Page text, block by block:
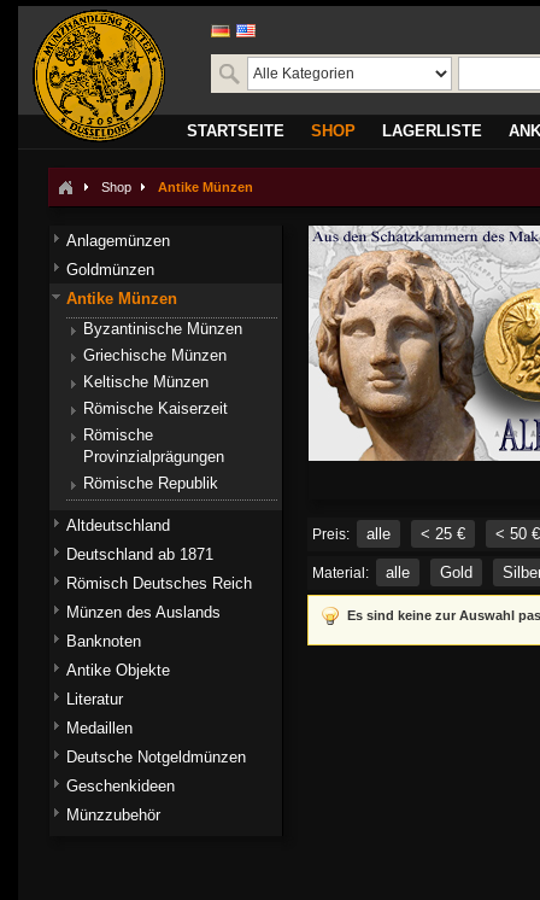
STARTSEITE SHOP LAGERLISTE
Shop Antike Münzen
Preis: alle < 25 € < 50 €
Material: alle Gold
Es sind keine zur Auswahl
Anlagemünzen
Goldmünzen
Antike Münzen
Byzantinische Münzen
Griechische Münzen
Keltische Münzen
Römische Kaiserzeit
Römische
Provinzialprägungen
Römische Republik
Altdeutschland
Deutschland ab 1871
Römisch Deutsches Reich
Münzen des Auslands
Banknoten
Antike Objekte
Literatur
Medaillen
Deutsche Notgeldmünzen
Geschenkideen
Münzzubehör